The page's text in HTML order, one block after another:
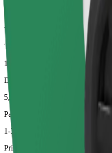
Simple
Trajets abordables dans des
Temps de trajet estimé
11 min
Distance estimée
5,5 km
Passagers
1-3
Prix estimé